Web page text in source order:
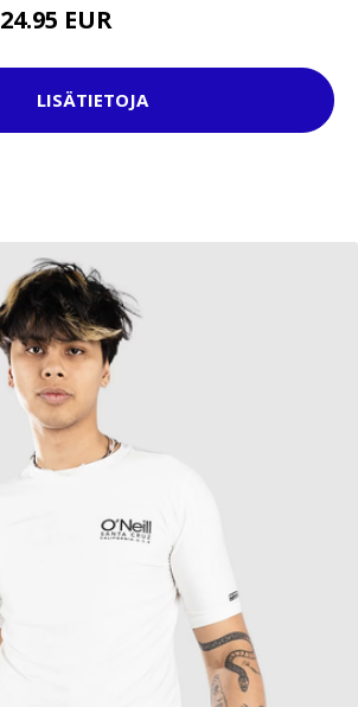
24.95 EUR
LISÄTIETOJA